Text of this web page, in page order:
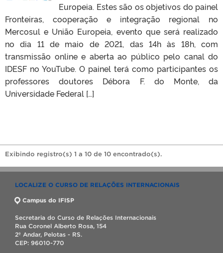
Europeia. Estes são os objetivos do painel
Fronteiras, cooperação e integração regional no
Mercosul e União Europeia, evento que será realizado
no dia 11 de maio de 2021, das 14h às 18h, com
transmissão online e aberta ao público pelo canal do
IDESF no YouTube. O painel terá como participantes os
professores doutores Débora F. do Monte, da
Universidade Federal […]
Exibindo registro(s) 1 a 10 de 10 encontrado(s).
LOCALIZE O CURSO DE RELAÇÕES INTERNACIONAIS
Campus do IFISP
Secretaria do Curso de Relações Internacionais
Rua Coronel Alberto Rosa, 154
2º Andar, Pelotas - RS.
CEP: 96010-770